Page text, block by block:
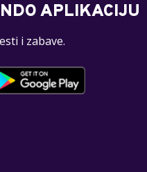
APLIKACIJU
i zabave.